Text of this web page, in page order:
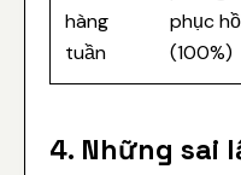
hàng
tuần
phục
(100%)
4. Những sai